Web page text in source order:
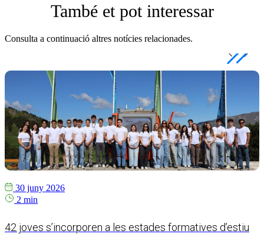
També et pot interessar
Consulta a continuació altres notícies relacionades.
30 juny 2026
2 min
42 joves s’incorporen a les estades formatives d’estiu